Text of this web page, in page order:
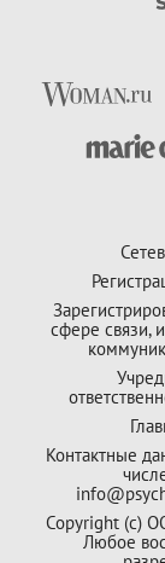
сфере связи,
Контактные
Copyright (с)
Любое